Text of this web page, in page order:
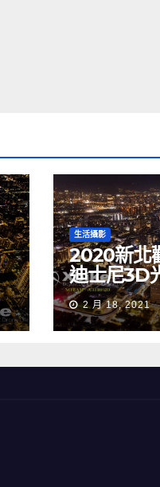
生活攝影
2020新北
迪士尼3D
NEW
TAIWAN
Merry
TAIWAN
2 月 18, 2021